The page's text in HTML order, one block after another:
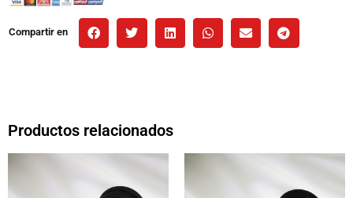
Compartir en
Productos relacionados